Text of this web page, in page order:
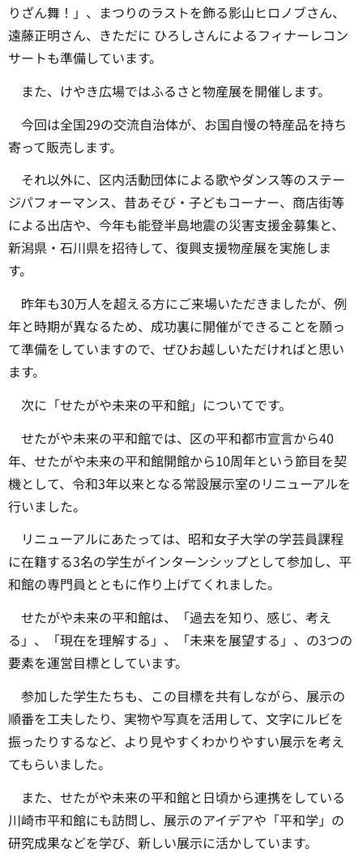
りざん舞！」、まつりのラストを飾る影山ヒロノブさん、
遠藤正明さん、きただに ひろしさんによるフィナーレコン
サートも準備しています。
また、けやき広場ではふるさと物産展を開催します。
今回は全国29の交流自治体が、お国自慢の特産品を持ち
寄って販売します。
それ以外に、区内活動団体による歌やダンス等のステー
ジパフォーマンス、昔あそび・子どもコーナー、商店街等
による出店や、今年も能登半島地震の災害支援金募集と、
新潟県・石川県を招待して、復興支援物産展を実施しま
す。
昨年も30万人を超える方にご来場いただきましたが、例
年と時期が異なるため、成功裏に開催ができることを願っ
て準備をしていますので、ぜひお越しいただければと思い
ます。
次に「せたがや未来の平和館」についてです。
せたがや未来の平和館では、区の平和都市宣言から40
年、せたがや未来の平和館開館から10周年という節目を契
機として、令和3年以来となる常設展示室のリニューアルを
行いました。
リニューアルにあたっては、昭和女子大学の学芸員課程
に在籍する3名の学生がインターンシップとして参加し、平
和館の専門員とともに作り上げてくれました。
せたがや未来の平和館は、「過去を知り、感じ、考え
る」、「現在を理解する」、「未来を展望する」、の3つの
要素を運営目標としています。
参加した学生たちも、この目標を共有しながら、展示の
順番を工夫したり、実物や写真を活用して、文字にルビを
振ったりするなど、より見やすくわかりやすい展示を考え
てもらいました。
また、せたがや未来の平和館と日頃から連携をしている
川崎市平和館にも訪問し、展示のアイデアや「平和学」の
研究成果などを学び、新しい展示に活かしています。